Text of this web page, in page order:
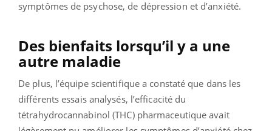
symptômes de psychose, de dépression et d’anxiété.
Des bienfaits lorsqu’il y a une
autre maladie
De plus, l’équipe scientifique a constaté que dans les
différents essais analysés, l’efficacité du
tétrahydrocannabinol (THC) pharmaceutique avait